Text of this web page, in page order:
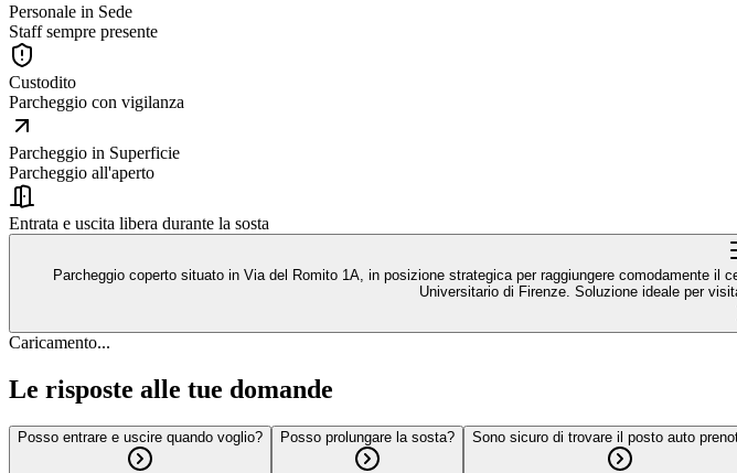
Personale in Sede
Staff sempre presente
Custodito
Parcheggio con vigilanza
Parcheggio in Superficie
Parcheggio all'aperto
Entrata e uscita libera durante la sosta
Parcheggio coperto situato in Via del Romito 1A, in posizione strategica per raggiungere comodamente
Universitario di Firenze. Soluzione ideale per
Caricamento...
Le risposte alle tue domande
Posso entrare e uscire quando voglio? Posso prolungare la sosta? Sono sicuro di trovare il posto auto